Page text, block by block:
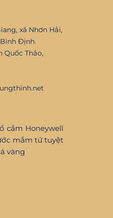
xã Nhơn Hải,
Định.
Quốc Thảo,
ổ cắm Honeywell
mắm tứ tuyệt
vàng